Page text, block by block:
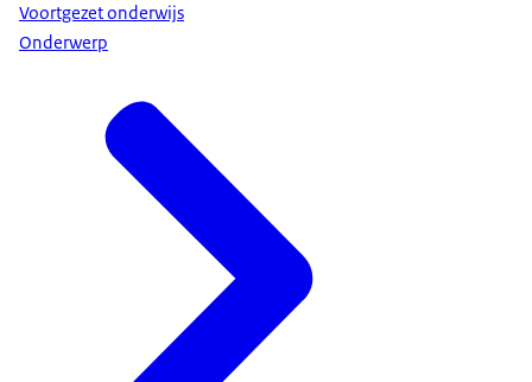
Voortgezet onderwijs
Onderwerp